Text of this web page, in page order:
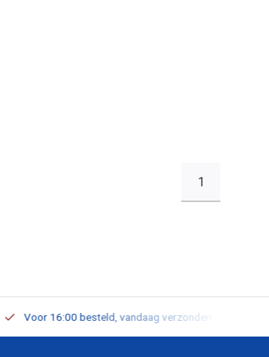
1
Voor 16:00 besteld, vandaag verzonden